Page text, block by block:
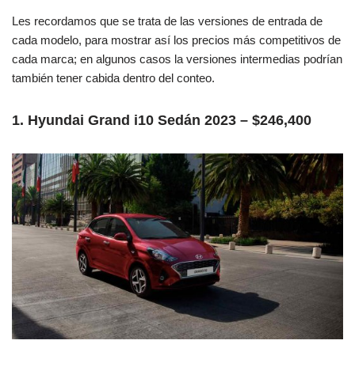
Les recordamos que se trata de las versiones de entrada de
cada modelo, para mostrar así los precios más competitivos de
cada marca; en algunos casos la versiones intermedias podrían
también tener cabida dentro del conteo.
1. Hyundai Grand i10 Sedán 2023 – $246,400